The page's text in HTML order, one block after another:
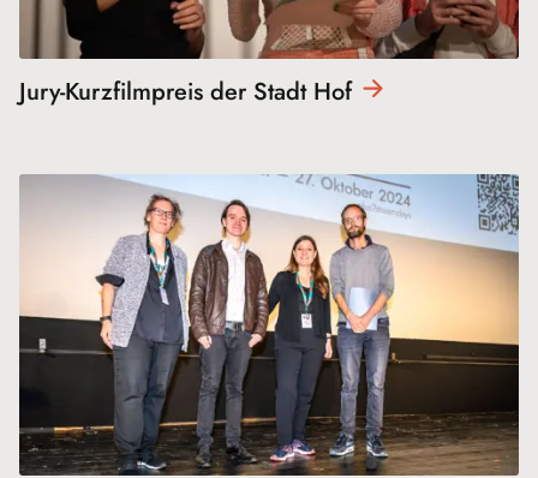
Jury-Kurzfilmpreis der Stadt Hof